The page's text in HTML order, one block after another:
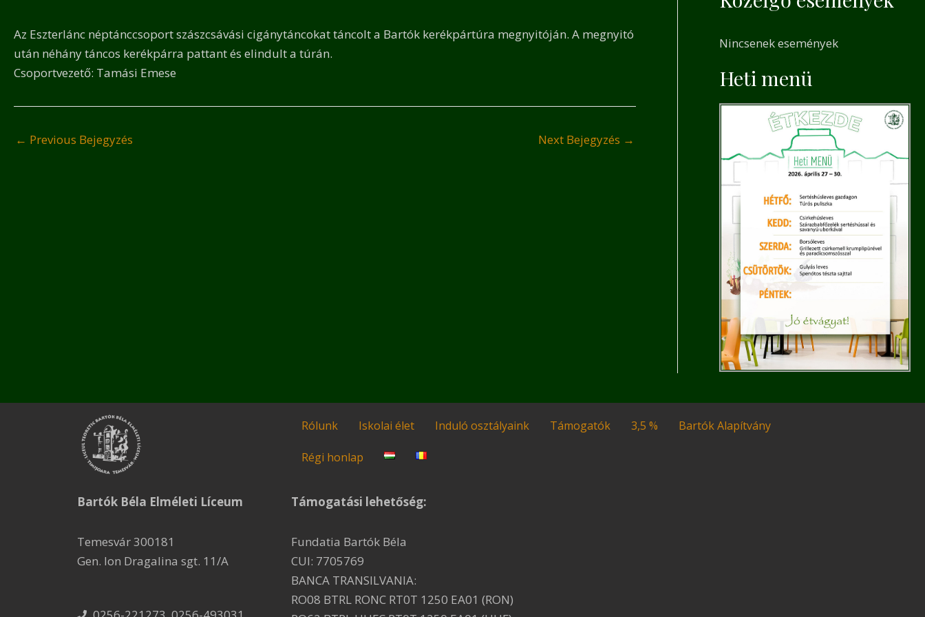
Az Eszterlánc néptánccsoport szászcsávási cigánytáncokat táncolt a Bartók kerékpártúra megnyitóján. A megnyitó
után néhány táncos kerékpárra pattant és elindult a túrán.
Csoportvezető: Tamási Emese
← Previous Bejegyzés Next Bejegyzés →
c
h
Nincsenek események
Heti menü
Bartók Béla Elméleti Líceum
Temesvár 300181
Gen. Ion Dragalina sgt. 11/A
Rólunk Iskolai élet Induló osztályaink Támogatók 3,5 % Bartók Alapítvány
Régi honlap
Támogatási lehetőség:
Fundatia Bartók Béla
CUI: 7705769
BANCA TRANSILVANIA:
RO08 BTRL RONC RT0T 1250 EA01 (RON)